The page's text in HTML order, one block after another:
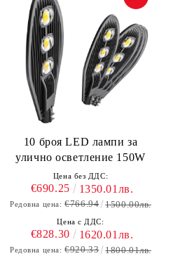
10 броя LED лампи за
улично осветление 150W
Цена без ДДС:
€690.25 1350.01лв.
Редовна цена: €766.94 1500.00лв.
Цена с ДДС:
€828.30 1620.01лв.
Редовна цена: €920.33 1800.01лв.